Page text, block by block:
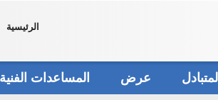
الرئيسية
عرض المساعدات الفنية